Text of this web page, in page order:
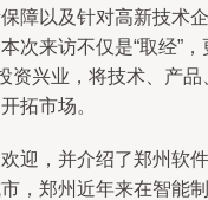
障以及针对高新技术企
次来访不仅是“取经”，
资兴业，将技术、产品
拓市场。
迎，并介绍了郑州软件
，郑州近年来在智能制